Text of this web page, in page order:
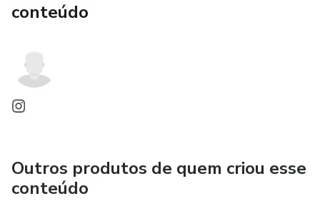
conteúdo
Outros produtos de quem criou esse
conteúdo